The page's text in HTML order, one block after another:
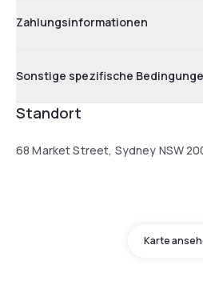
Zahlungsinformationen
Sonstige spezifische
Standort
68 Market Street, Sydney NSW
Karte